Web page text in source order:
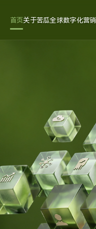
首页 关于苦瓜全球数字化营销